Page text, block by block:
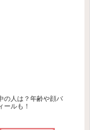
の人は？年齢や顔バ
ールも！